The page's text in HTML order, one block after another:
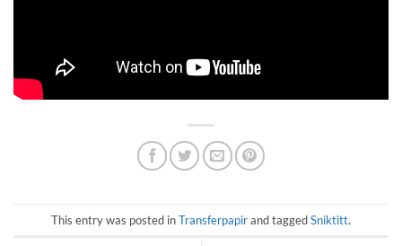
This entry was posted inTransferpapirand taggedSniktitt.